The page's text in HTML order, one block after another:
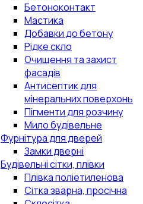
Бетоноконтакт
Мастика
Добавки до бетону
Рідке скло
Очищення та захист
фасадів
Антисептик для
мінеральних поверхонь
Пігменти для розчину
Мило будівельне
Фурнітура для дверей
Замки дверні
Будівельні сітки, плівки
Плівка поліетиленова
Сітка зварна, просічна